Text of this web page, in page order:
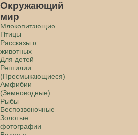
Окружающий
мир
Млекопитающие
Птицы
Рассказы о
животных
Для детей
Рептилии
(Пресмыкающиеся)
Амфибии
(Земноводные)
Рыбы
Беспозвоночные
Золотые
фотографии